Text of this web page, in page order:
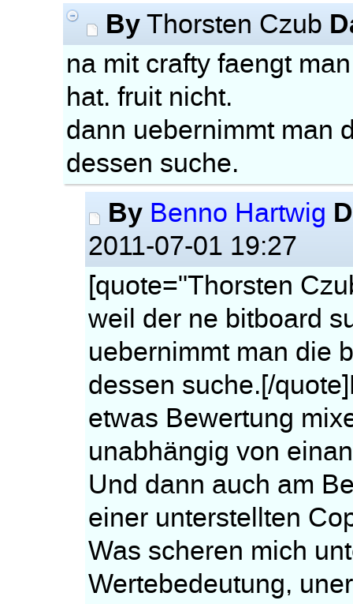
ByThorsten Czub
na mit crafty faengt
hat. fruit nicht.
dann uebernimmt man
dessen suche.
By Benno Hartwig
2011-07-01 19:27
[quote="Thorsten
weil der ne bitboard
uebernimmt man die
dessen suche.[/
etwas Bewertung
unabhängig von
Und dann auch am
einer unterstellten
Was scheren mich
Wertebedeutung,